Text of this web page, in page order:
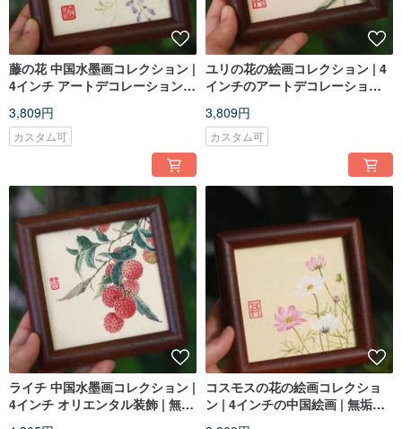
藤の花 中国水墨画コレクション |
4インチ アートデコレーション |
3,809円
カスタム可
ユリの花の絵画コレクション | 4
インチのアートデコレーション |
3,809円
カスタム可
ライチ 中国水墨画コレクション |
4インチ オリエンタル装飾 | 無垢
コスモスの花の絵画コレクショ
ン | 4インチの中国絵画 | 無垢材